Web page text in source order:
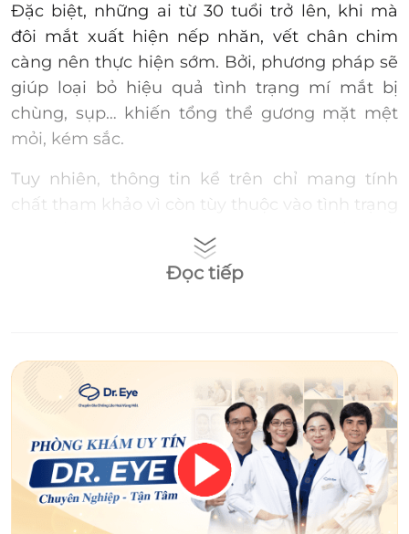
Đặc biệt, những ai từ 30 tuổi trở lên, khi mà
đôi mắt xuất hiện nếp nhăn, vết chân chim
càng nên thực hiện sớm. Bởi, phương pháp sẽ
giúp loại bỏ hiệu quả tình trạng mí mắt bị
chùng, sụp… khiến tổng thể gương mặt mệt
mỏi, kém sắc.
Tuy nhiên, thông tin kể trên chỉ mang tính
chất tham khảo vì còn tùy thuộc vào tình trạng
chính xác độ tuổi hiện tại có phải lúc cắt mí
phù hợp hay không, bạn nên đến cơ sở thẩm
Đọc tiếp